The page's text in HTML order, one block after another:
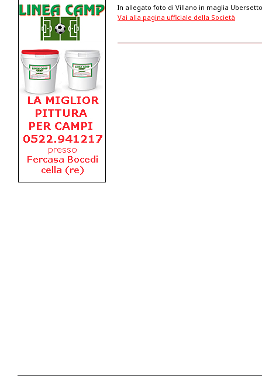
In allegato foto di Villano in maglia Ubersetto
Vai alla pagina ufficiale della Società